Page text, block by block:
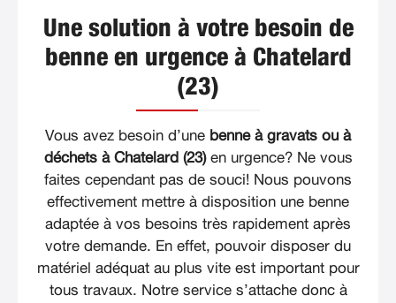
Une solution à votre besoin de
benne en urgence à Chatelard
(23)
Vous avez besoin d’une benne à gravats ou à
déchets à Chatelard (23)en urgence? Ne vous
faites cependant pas de souci! Nous pouvons
effectivement mettre à disposition une benne
adaptée à vos besoins très rapidement après
votre demande. En effet, pouvoir disposer du
matériel adéquat au plus vite est important pour
tous travaux. Notre service s’attache donc à